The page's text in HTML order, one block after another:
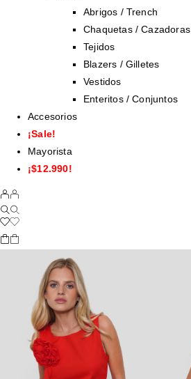
Abrigos / Trench
Chaquetas / Cazadoras
Tejidos
Blazers / Gilletes
Vestidos
Enteritos / Conjuntos
Accesorios
¡Sale!
Mayorista
¡$12.990!